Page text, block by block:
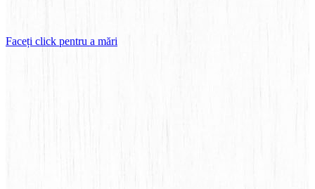
Faceți click pentru a mări